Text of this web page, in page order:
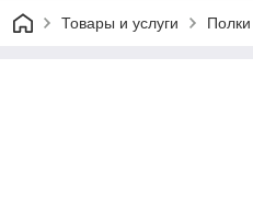
Товары и услуги